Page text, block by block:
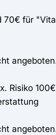
70€ für
Risiko 100€